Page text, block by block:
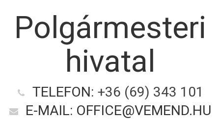
Polgármesteri
hivatal
TELEFON: +36 (69) 343 101
E-MAIL: OFFICE@VEMEND.HU